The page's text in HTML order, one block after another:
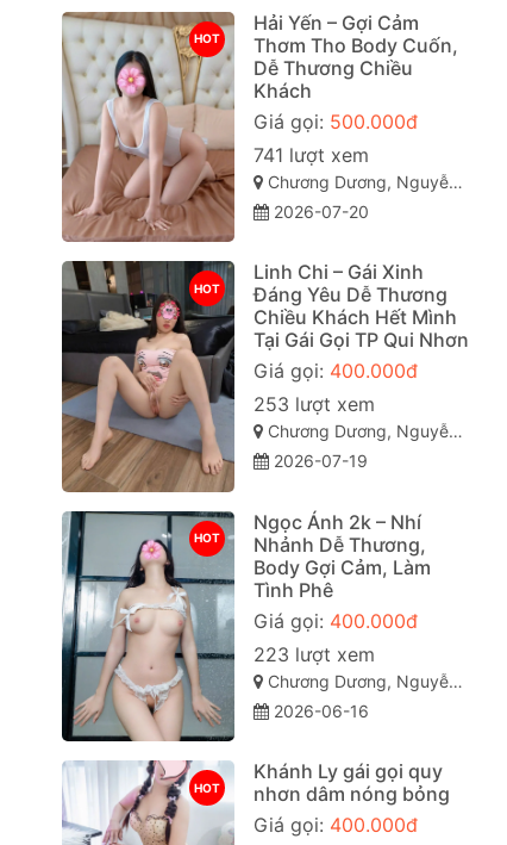
HOT
Hải Yến – Gợi Cảm
Thơm Tho Body Cuốn,
Dễ Thương Chiều
Khách
Giá gọi: 500.000đ
741 lượt xem
Chương Dương, Nguyễn Văn Cừ, Quy Nhơn, Bình Định
2026-07-20
HOT
Linh Chi – Gái Xinh
Đáng Yêu Dễ Thương
Chiều Khách Hết Mình
Tại Gái Gọi TP Qui Nhơn
Giá gọi: 400.000đ
253 lượt xem
Chương Dương, Nguyễn Văn Cừ, TP Quy Nhơn
2026-07-19
HOT
Ngọc Ánh 2k – Nhí
Nhảnh Dễ Thương,
Body Gợi Cảm, Làm
Tình Phê
Giá gọi: 400.000đ
223 lượt xem
Chương Dương, Nguyễn Văn Cừ, TP Quy Nhơn
2026-06-16
HOT
Khánh Ly gái gọi quy
nhơn dâm nóng bỏng
Giá gọi: 400.000đ